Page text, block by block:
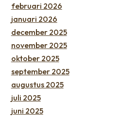
februari 2026
januari 2026
december 2025
november 2025
oktober 2025
september 2025
augustus 2025
juli 2025
juni 2025